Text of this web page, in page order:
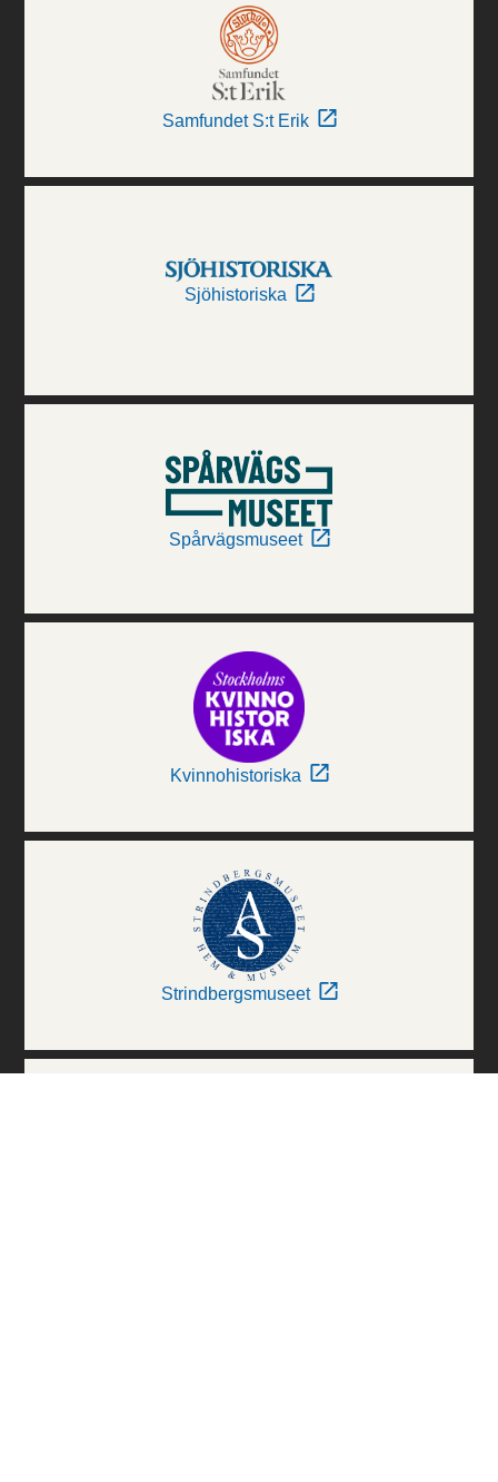
Samfundet S:t Erik
Sjöhistoriska
Spårvägsmuseet
Kvinnohistoriska
Strindbergsmuseet